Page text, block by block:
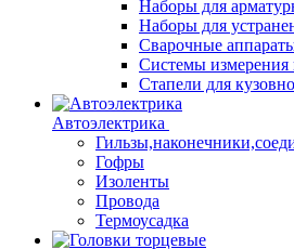
Наборы для
Наборы для
Сварочные
Системы измерения
Стапели для
Автоэлектрика
Гофры
Изоленты
Провода
Термоусадка